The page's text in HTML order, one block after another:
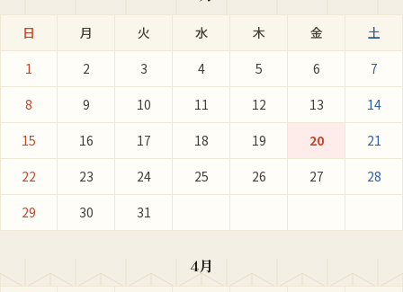
日 月 火 水 木 金
土
1
2 3 4 5 6
7
8
9 10 11 12 13
14
15
16 17 18 19 20
21
22
23 24 25 26 27
28
29
30 31
4月